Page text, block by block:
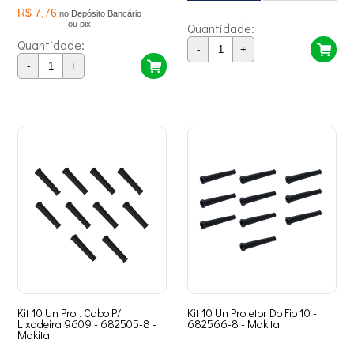
R$ 7,76 no Depósito Bancário
ou pix
Quantidade:
- +
Quantidade:
- +
Kit 10 Un Prot. Cabo P/
Lixadeira 9609 - 682505-8 -
Makita
Kit 10 Un Protetor Do Fio 10 -
682566-8 - Makita